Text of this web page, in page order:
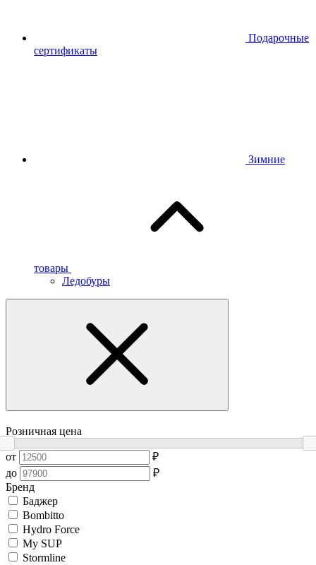
Подарочные
сертификаты
Зимние
товары
Ледобуры
Розничная цена
от
₽
до
₽
Бренд
Баджер
Bombitto
Hydro Force
My SUP
Stormline